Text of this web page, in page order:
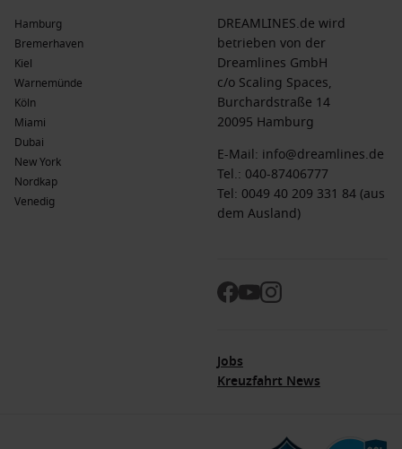
Hamburg
Bremerhaven
Kiel
Warnemünde
Köln
Miami
Dubai
New York
Nordkap
Venedig
DREAMLINES.de wird
betrieben von der
Dreamlines GmbH
c/o Scaling Spaces,
Burchardstraße 14
20095 Hamburg
E-Mail: info@dreamlines.de
Tel.: 040-87406777
Tel: 0049 40 209 331 84 (aus
dem Ausland)
Jobs
Kreuzfahrt News